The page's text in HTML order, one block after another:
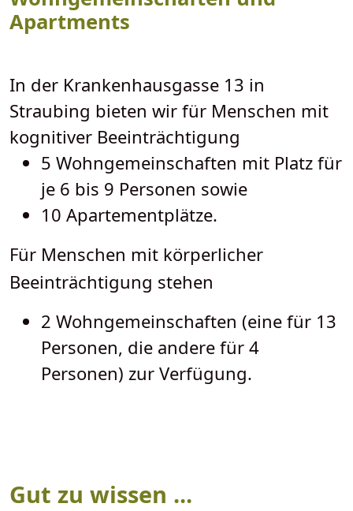
Apartments
In der Krankenhausgasse 13 in
Straubing bieten wir für Menschen mit
kognitiver Beeinträchtigung
5 Wohngemeinschaften mit Platz für
je 6 bis 9 Personen sowie
10 Apartementplätze.
Für Menschen mit körperlicher
Beeinträchtigung stehen
2 Wohngemeinschaften (eine für 13
Personen, die andere für 4
Personen) zur Verfügung.
Gut zu wissen ...